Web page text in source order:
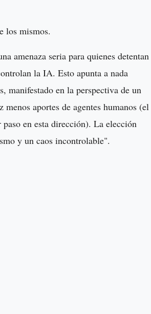
los mismos.
amenaza seria para quienes detentan
la IA. Esto apunta a nada
manifestado en la perspectiva de un
aportes de agentes humanos (el
en esta dirección). La elección
y un caos incontrolable".